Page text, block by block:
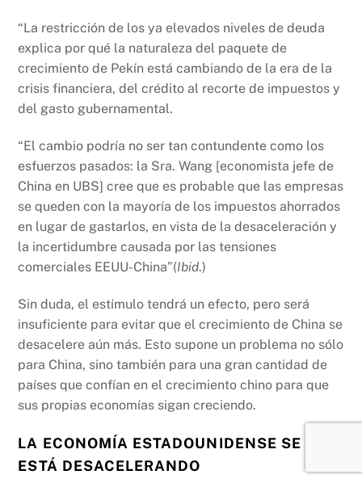
“La restricción de los ya elevados niveles de deuda
explica por qué la naturaleza del paquete de
crecimiento de Pekín está cambiando de la era de la
crisis financiera, del crédito al recorte de impuestos y
del gasto gubernamental.
“El cambio podría no ser tan contundente como los
esfuerzos pasados: la Sra. Wang [economista jefe de
China en UBS] cree que es probable que las empresas
se queden con la mayoría de los impuestos ahorrados
en lugar de gastarlos, en vista de la desaceleración y
la incertidumbre causada por las tensiones
comerciales EEUU-China”(Ibid.)
Sin duda, el estímulo tendrá un efecto, pero será
insuficiente para evitar que el crecimiento de China se
desacelere aún más. Esto supone un problema no sólo
para China, sino también para una gran cantidad de
países que confían en el crecimiento chino para que
sus propias economías sigan creciendo.
LA ECONOMÍA ESTADOUNIDENSE SE
ESTÁ DESACELERANDO